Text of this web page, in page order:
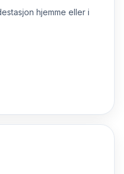
hjemme eller i